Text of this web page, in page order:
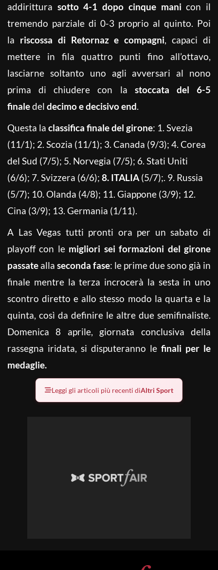
addirittura sotto 4-1 dopo cinque mani con il
tremendo parziale di 0-3 proprio al quinto. Poi
la riscossa di Retornaz e compagni, capaci di
mettere in fila quattro punti fino all’ottavo,
lasciarne soltanto uno agli avversari al nono
prima di chiudere con la stoccata del 6-5
finaledel decimo e decisivo end.
Questa la classifica finale del girone: 1. Svezia
(11/1); 2. Scozia (11/1); 3. Canada (9/3); 4. Corea
del Sud (7/5); 5. Norvegia (7/5); 6. Stati Uniti
(6/6); 7. Svizzera (6/6); 8. ITALIA (5/7);. 9. Russia
(5/7); 10. Olanda (4/8); 11. Giappone (3/9); 12.
Cina (3/9); 13. Germania (1/11).
A Las Vegas tutti pronti ora per un sabato di
playoff con le migliori sei formazioni del girone
passate alla seconda fase: le prime due sono già in
finale mentre la terza incrocerà la sesta in uno
scontro diretto e allo stesso modo la quarta e la
quinta, così da definire le altre due semifinaliste.
Domenica 8 aprile, giornata conclusiva della
rassegna iridata, si disputeranno le finali per le
medaglie.
Leggi gli articoli più recenti diAltri Sport